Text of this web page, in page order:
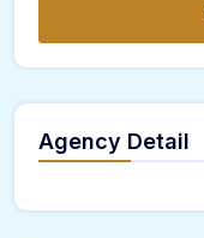
Agency Detail